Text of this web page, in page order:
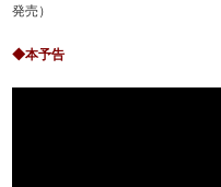
発売）
◆本予告